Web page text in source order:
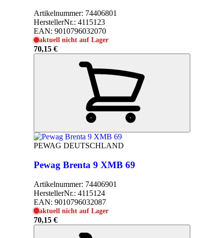
Artikelnummer: 74406801
HerstellerNr.: 4115123
EAN: 9010796032070
aktuell nicht auf Lager
70,15 €
PEWAG DEUTSCHLAND
Pewag Brenta 9 XMB 69
Artikelnummer: 74406901
HerstellerNr.: 4115124
EAN: 9010796032087
aktuell nicht auf Lager
70,15 €